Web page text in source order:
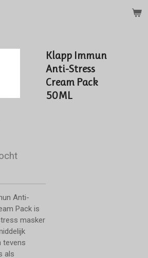
Klapp Immun
Anti-Stress
Cream Pack
50ML
Anti-
Pack is
masker
tevens
als